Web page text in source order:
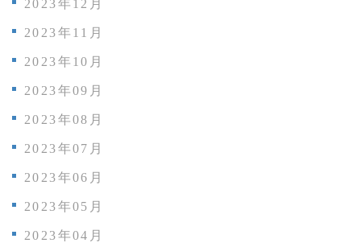
2023年12月
2023年11月
2023年10月
2023年09月
2023年08月
2023年07月
2023年06月
2023年05月
2023年04月